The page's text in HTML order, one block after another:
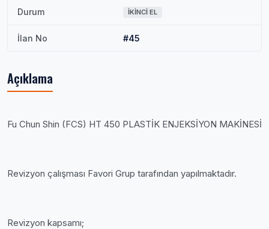
Durum İKINCI EL
İlan No #45
Açıklama
Fu Chun Shin (FCS) HT 450 PLASTİK ENJEKSİYON MAKİNESİ
Revizyon çalışması Favori Grup tarafından yapılmaktadır.
Revizyon kapsamı;